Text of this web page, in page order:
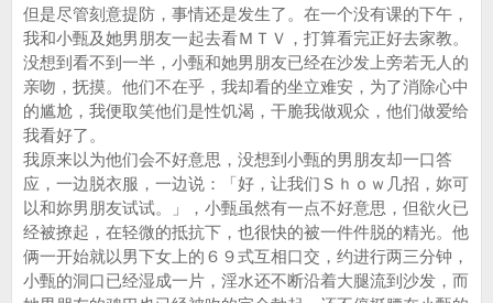
但是尽管刻意提防，事情还是发生了。在一个没有课的下午，
我和小甄及她男朋友一起去看ＭＴＶ，打算看完正好去家教。
没想到看不到一半，小甄和她男朋友已经在沙发上旁若无人的
亲吻，抚摸。他们不在乎，我却看的坐立难安，为了消除心中
的尴尬，我便取笑他们是性饥渴，干脆我做观众，他们做爱给
我看好了。
我原来以为他们会不好意思，没想到小甄的男朋友却一口答
应，一边脱衣服，一边说：「好，让我们Ｓｈｏｗ几招，妳可
以和妳男朋友试试。」，小甄虽然有一点不好意思，但欲火已
经被撩起，在轻微的抵抗下，也很快的被一件件脱的精光。他
俩一开始就以男下女上的６９式互相口交，约进行两三分钟，
小甄的洞口已经湿成一片，淫水还不断沿着大腿流到沙发，而